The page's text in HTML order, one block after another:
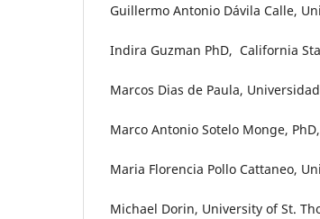
Guillermo Antonio Dávila Calle,
Indira Guzman PhD, California
Marcos Dias de Paula,
Marco Antonio Sotelo Monge,
Maria Florencia Pollo Cattaneo,
Michael Dorin, University of St.